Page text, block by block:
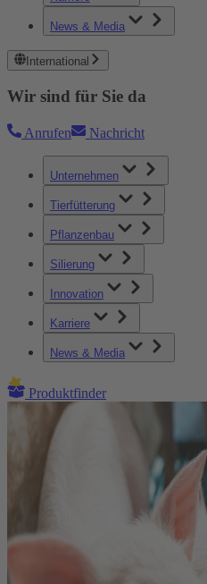
News & Media
International
Wir sind für Sie da
Anrufen Nachricht
Unternehmen
Tierfütterung
Pflanzenbau
Silierung
Innovation
Karriere
News & Media
Produktfinder